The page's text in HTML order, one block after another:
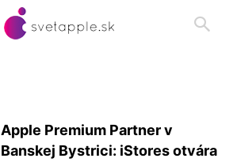
Apple Premium Partner v
Banskej Bystrici: iStores otvára